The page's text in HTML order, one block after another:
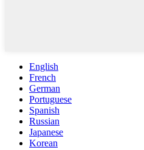
English
French
German
Portuguese
Spanish
Russian
Japanese
Korean